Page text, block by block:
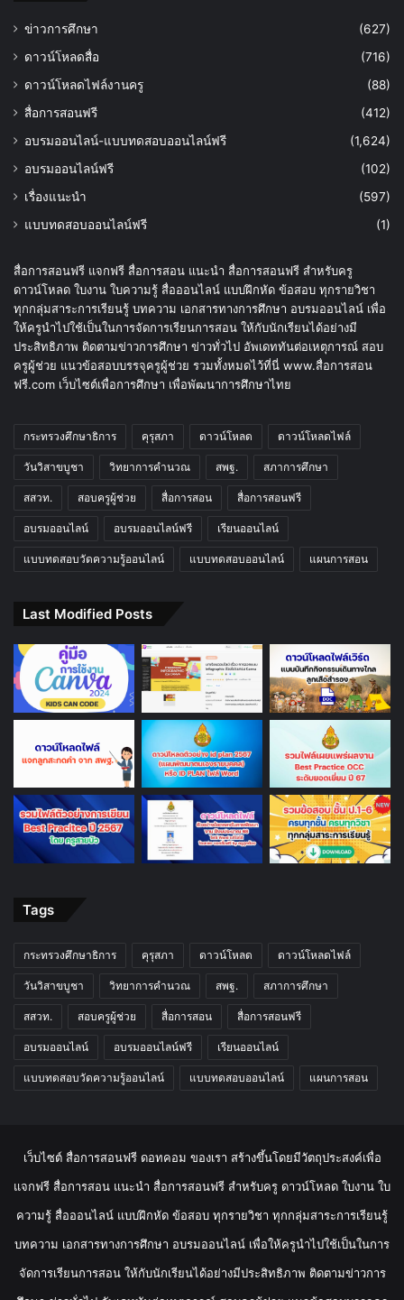
ข่าวการศึกษา
(627)
ดาวน์โหลดสื่อ
(716)
ดาวน์โหลดไฟล์งานครู
(88)
สื่อการสอนฟรี
(412)
อบรมออนไลน์-แบบทดสอบออนไลน์ฟรี
(1,624)
อบรมออนไลน์ฟรี
(102)
เรื่องแนะนำ
(597)
แบบทดสอบออนไลน์ฟรี
(1)
สื่อการสอนฟรี แจกฟรี สื่อการสอน แนะนำ สื่อการสอนฟรี สำหรับครู
ดาวน์โหลด ใบงาน ใบความรู้ สื่อออนไลน์ แบบฝึกหัด ข้อสอบ ทุกรายวิชา
ทุกกลุ่มสาระการเรียนรู้ บทความ เอกสารทางการศึกษา อบรมออนไลน์ เพื่อ
ให้ครูนำไปใช้เป็นในการจัดการเรียนการสอน ให้กับนักเรียนได้อย่างมี
ประสิทธิภาพ ติดตามข่าวการศึกษา ข่าวทั่วไป อัพเดททันต่อเหตุการณ์ สอบ
ครูผู้ช่วย แนวข้อสอบบรรจุครูผู้ช่วย รวมทั้งหมดไว้ที่นี่ www.สื่อการสอน
ฟรี.com เว็บไซต์เพื่อการศึกษา เพื่อพัฒนาการศึกษาไทย
กระทรวงศึกษาธิการ คุรุสภา ดาวน์โหลด ดาวน์โหลดไฟล์
วันวิสาขบูชา วิทยาการคำนวณ สพฐ. สภาการศึกษา
สสวท. สอบครูผู้ช่วย สื่อการสอน สื่อการสอนฟรี
อบรมออนไลน์ อบรมออนไลน์ฟรี เรียนออนไลน์
แบบทดสอบวัดความรู้ออนไลน์ แบบทดสอบออนไลน์ แผนการสอน
Last Modified Posts
Tags
กระทรวงศึกษาธิการ คุรุสภา ดาวน์โหลด ดาวน์โหลดไฟล์
วันวิสาขบูชา วิทยาการคำนวณ สพฐ. สภาการศึกษา
สสวท. สอบครูผู้ช่วย สื่อการสอน สื่อการสอนฟรี
อบรมออนไลน์ อบรมออนไลน์ฟรี เรียนออนไลน์
แบบทดสอบวัดความรู้ออนไลน์ แบบทดสอบออนไลน์ แผนการสอน
เว็บไซต์ สื่อการสอนฟรี ดอทคอม ของเรา สร้างขึ้นโดยมีวัตถุประสงค์เพื่อ
แจกฟรี สื่อการสอน แนะนำ สื่อการสอนฟรี สำหรับครู ดาวน์โหลด ใบงาน ใบ
ความรู้ สื่อออนไลน์ แบบฝึกหัด ข้อสอบ ทุกรายวิชา ทุกกลุ่มสาระการเรียนรู้
บทความ เอกสารทางการศึกษา อบรมออนไลน์ เพื่อให้ครูนำไปใช้เป็นในการ
จัดการเรียนการสอน ให้กับนักเรียนได้อย่างมีประสิทธิภาพ ติดตามข่าวการ